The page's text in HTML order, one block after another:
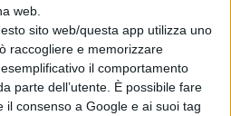
web.
sito web/questa app utilizza uno
raccogliere e memorizzare
il comportamento
parte dell’utente. È possibile fare
il consenso a Google e ai suoi tag